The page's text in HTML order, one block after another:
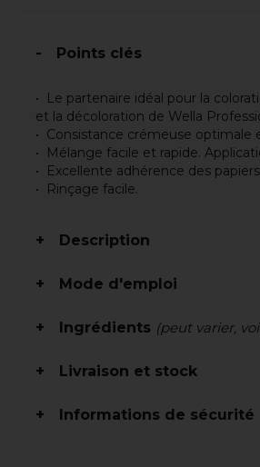
Points clés
Le partenaire idéal pour la
et la décoloration de Wella
Consistance crémeuse optimale
Mélange facile et rapide.
Excellente adhérence des
Rinçage facile.
Description
Mode d'emploi
Ingrédients (peut varier,
Livraison et stock
Informations de sécurité